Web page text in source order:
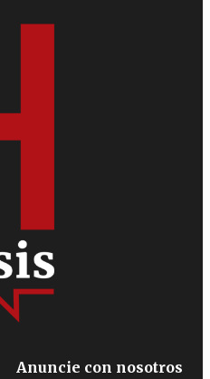
Anuncie con nosotros